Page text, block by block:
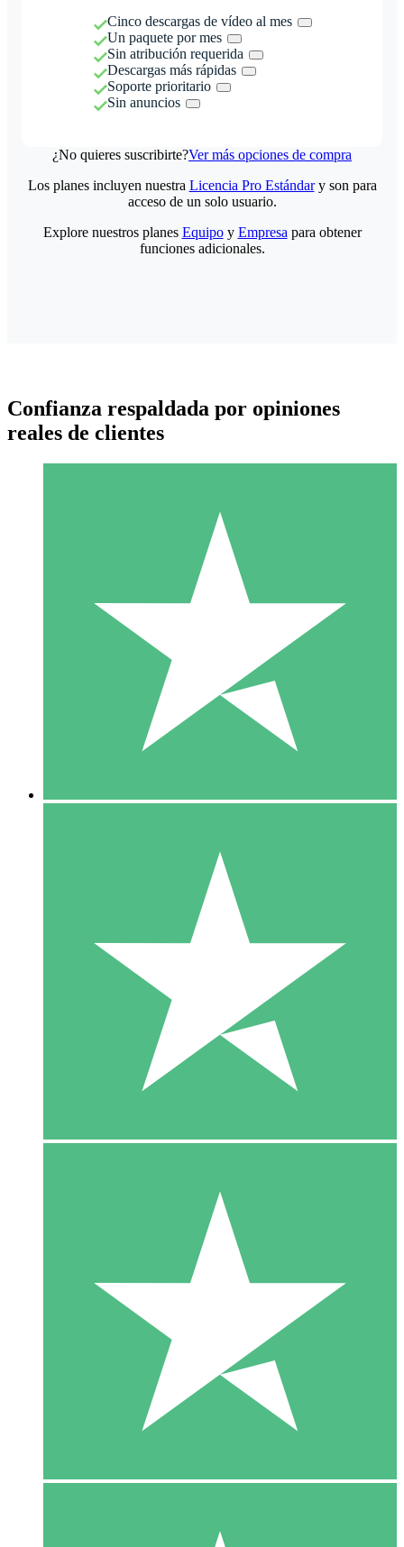
Cinco descargas de vídeo al mes
Un paquete por mes
Sin atribución requerida
Descargas más rápidas
Soporte prioritario
Sin anuncios
¿No quieres suscribirte?Ver más opciones de compra
Paquetes de Créditos Individuales
Paga según el uso con créditos de descarga. Sin compromiso
10 00
10 Descargas
20 00
Los planes incluyen nuestra Licencia Pro Estándary son para
acceso de un solo usuario.
Explore nuestros planes Equipoy Empresa para obtener
funciones adicionales.
Confianza respaldada por opiniones
reales de clientes